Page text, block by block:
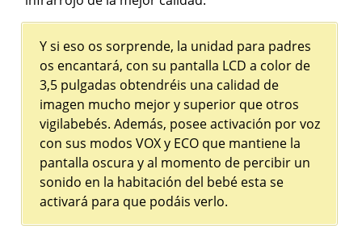
Y si eso os sorprende, la unidad para padres
os encantará, con su pantalla LCD a color de
3,5 pulgadas obtendréis una calidad de
imagen mucho mejor y superior que otros
vigilabebés. Además, posee activación por voz
con sus modos VOX y ECO que mantiene la
pantalla oscura y al momento de percibir un
sonido en la habitación del bebé esta se
activará para que podáis verlo.